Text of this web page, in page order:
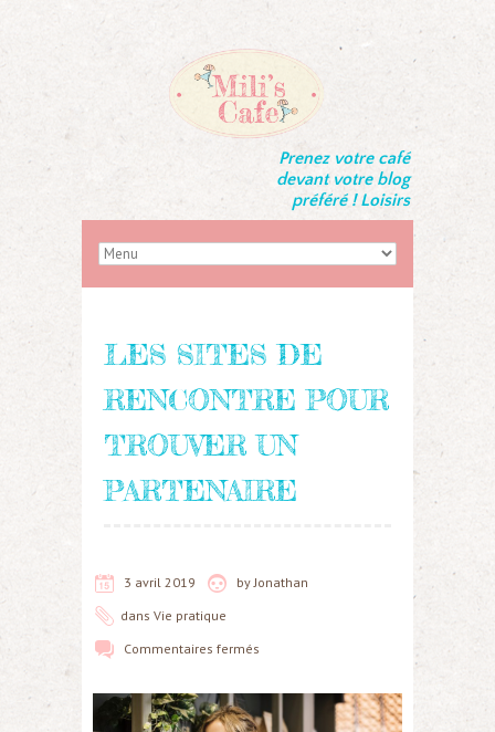
Prenez votre café
devant votre blog
préféré ! Loisirs
LES SITES DE
RENCONTRE POUR
TROUVER UN
PARTENAIRE
3 avril 2019 by Jonathan
dans Vie pratique
Commentaires fermés